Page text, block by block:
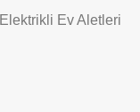
Elektrikli Ev Aletleri